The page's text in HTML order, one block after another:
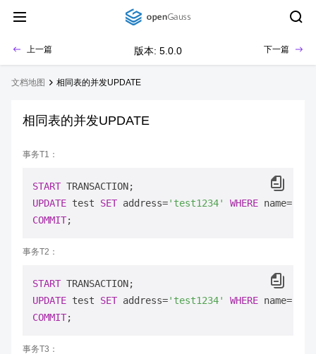
上一篇 版本: 5.0.0 下一篇
文档地图 相同表的并发UPDATE
相同表的并发UPDATE
事务T1：
START
UPDATE test SET address='test1234' WHERE name=
COMMIT
事务T2：
START
UPDATE test SET address='test1234' WHERE name=
COMMIT
事务T3：